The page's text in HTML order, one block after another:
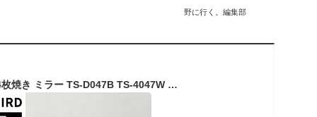
野に行く。編集部
【公式】トースター 4枚焼き ミラー TS-D047B TS-4047W ブラック ホワイト | ツインバード TWINBIRDミラーガラスオーブントースター 4枚 ピザ 温度調節 オーブントースト ミラーデザイン 新生活